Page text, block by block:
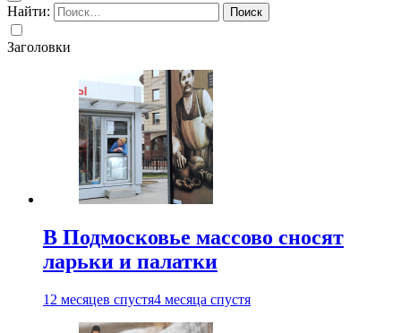
Найти:
Заголовки
В Подмосковье массово сносят
ларьки и палатки
12 месяцев спустя4 месяца спустя